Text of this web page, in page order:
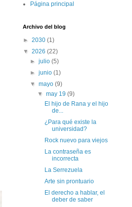
Página principal
Archivo del blog
► 2030 (1)
▼ 2026 (22)
►julio(5)
►junio(1)
▼mayo(9)
▼ may 19 (9)
El hijo de Rana y el hijo
de...
¿Para qué existe la
universidad?
Rock nuevo para viejos
La contraseña es
incorrecta
La Serrezuela
Arte sin prontuario
El derecho a hablar, el
deber de saber